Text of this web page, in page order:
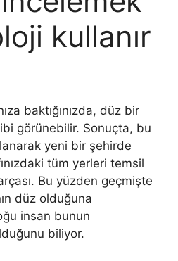
kullanır
baktığınızda, düz bir
görünebilir. Sonuçta, bu
yeni bir şehirde
tüm yerleri temsil
Bu yüzden geçmişte
düz olduğuna
insan bunun
biliyor.